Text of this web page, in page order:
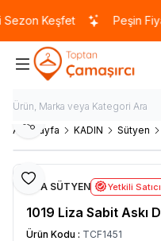
Keşfet Peşin
Ana Sayfa KADIN Sütyen
Favoriye Ekle
Paylaş
LİZA SÜTYEN Yetkili Satıcı
1019 Liza Sabit Askı
Ürün Kodu : TCF1451